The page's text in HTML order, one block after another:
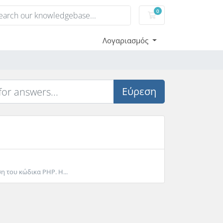
0
Καλάθι αγορών
Λογαριασμός
Εύρεση
του κώδικα PHP. Η...